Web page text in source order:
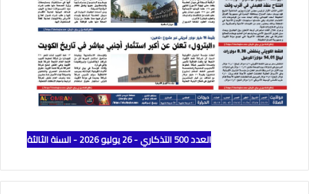
العدد 500 التذكاري - 26 يوليو 2026 - السنة الثالثة